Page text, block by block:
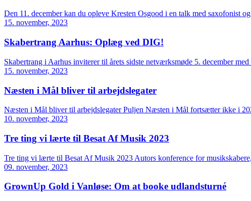
Den 11. december kan du opleve Kresten Osgood i en talk med saxofonist
15. november, 2023
Skabertrang Aarhus: Oplæg ved DIG!
Skabertrang i Aarhus inviterer til årets sidste netværksmøde 5. december
15. november, 2023
Næsten i Mål bliver til arbejdslegater
Næsten i Mål bliver til arbejdslegater Puljen Næsten i Mål fortsætter ikke i
10. november, 2023
Tre ting vi lærte til Besat Af Musik 2023
Tre ting vi lærte til Besat Af Musik 2023 Autors konference for
09. november, 2023
GrownUp Gold i Vanløse: Om at booke udlandsturné